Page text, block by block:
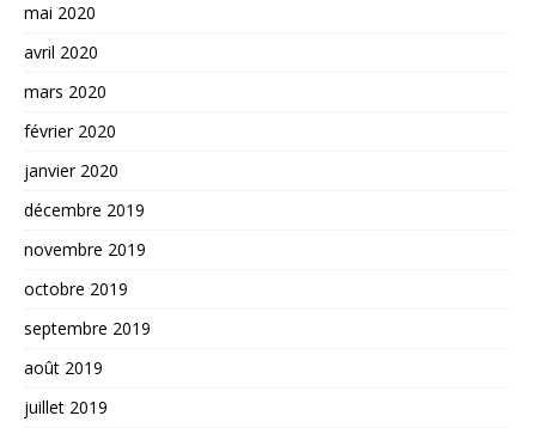
mai 2020
avril 2020
mars 2020
février 2020
janvier 2020
décembre 2019
novembre 2019
octobre 2019
septembre 2019
août 2019
juillet 2019